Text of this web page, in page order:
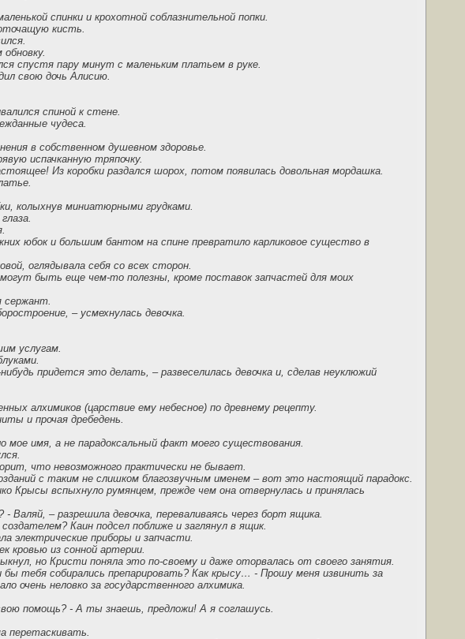
спинки и крохотной соблазнительной попки.
кисть.
спустя пару минут с маленьким платьем в руке.
свою дочь Алисию.
спиной к стене.
чудеса.
в собственном душевном здоровье.
испачканную тряпочку.
Из коробки раздался шорох, потом появилась довольная мордашка.
колыхнув миниатюрными грудками.
юбок и большим бантом на спине превратило карликовое существо в
оглядывала себя со всех сторон.
быть еще чем-то полезны, кроме поставок запчастей для моих
сержант.
– усмехнулась девочка.
услугам.
придется это делать, – развеселилась девочка и, сделав неуклюжий
алхимиков (царствие ему небесное) по древнему рецепту.
и прочая дребедень.
мое имя, а не парадоксальный факт моего существования.
что невозможного практически не бывает.
с таким не слишком благозвучным именем – вот это настоящий парадокс.
Крысы вспыхнуло румянцем, прежде чем она отвернулась и принялась
Валяй, – разрешила девочка, переваливаясь через борт ящика.
Каин подсел поближе и заглянул в ящик.
электрические приборы и запчасти.
кровью из сонной артерии.
но Кристи поняла это по-своему и даже оторвалась от своего занятия.
тебя собирались препарировать? Как крысу… - Прошу меня извинить за
очень неловко за государственного алхимика.
помощь? - А ты знаешь, предложи! А я соглашусь.
перетаскивать.